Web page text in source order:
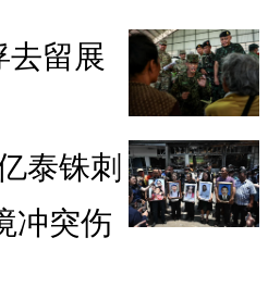
去留展
泰铢刺
冲突伤